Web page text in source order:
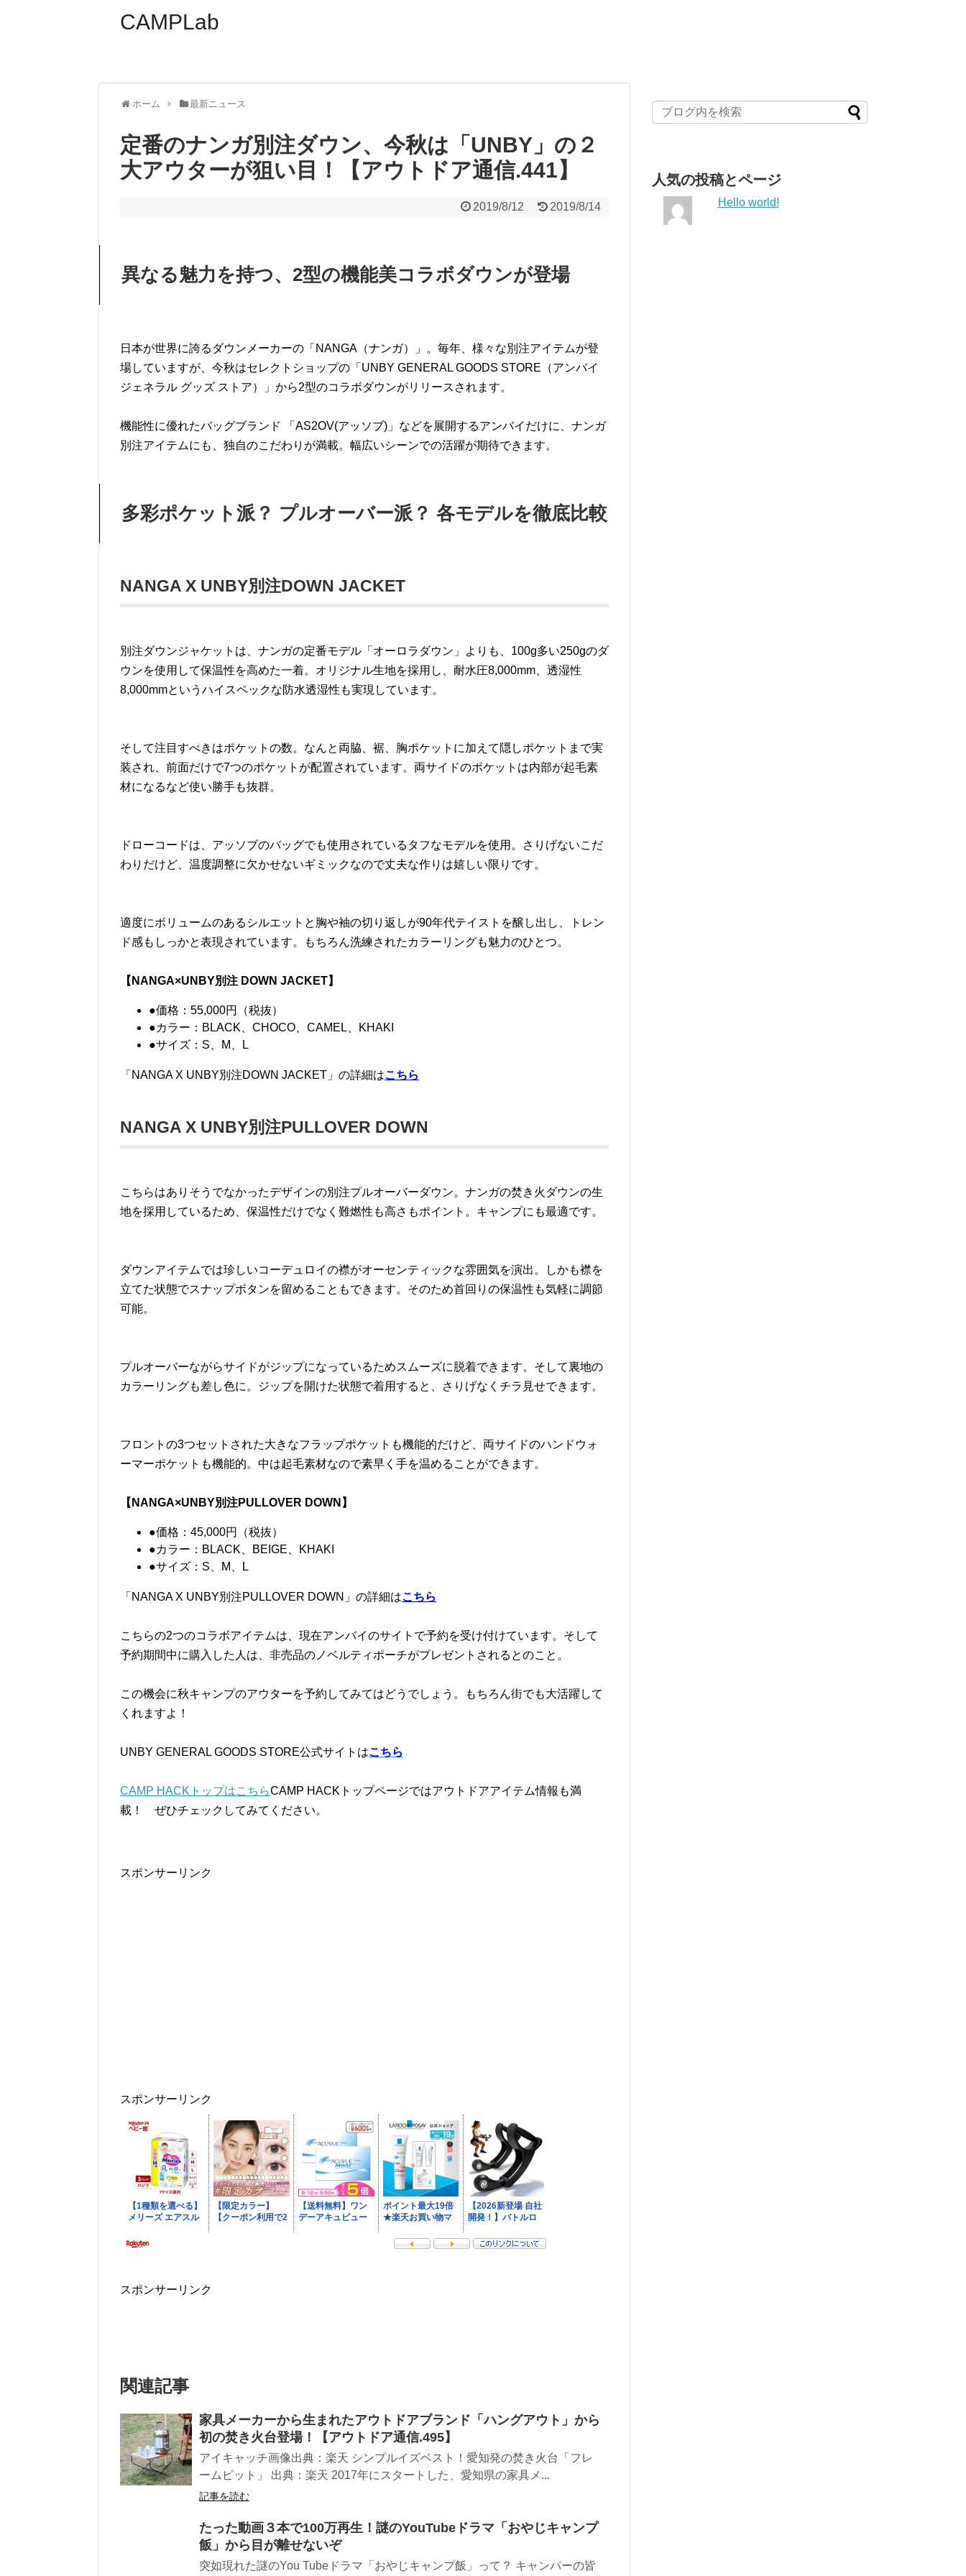
CAMPLab
ホーム 最新ニュース
定番のナンガ別注ダウン、今秋は「UNBY」の２
大アウターが狙い目！【アウトドア通信.441】
2019/8/12 2019/8/14
異なる魅力を持つ、2型の機能美コラボダウンが登場
日本が世界に誇るダウンメーカーの「NANGA（ナンガ）」。毎年、様々な別注アイテムが登
場していますが、今秋はセレクトショップの「UNBY GENERAL GOODS STORE（アンバイ
ジェネラル グッズ ストア）」から2型のコラボダウンがリリースされます。
機能性に優れたバッグブランド 「AS2OV(アッソブ)」などを展開するアンバイだけに、ナンガ
別注アイテムにも、独自のこだわりが満載。幅広いシーンでの活躍が期待できます。
多彩ポケット派？ プルオーバー派？ 各モデルを徹底比較
NANGA X UNBY別注DOWN JACKET
別注ダウンジャケットは、ナンガの定番モデル「オーロラダウン」よりも、100g多い250gのダ
ウンを使用して保温性を高めた一着。オリジナル生地を採用し、耐水圧8,000mm、透湿性
8,000mmというハイスペックな防水透湿性も実現しています。
そして注目すべきはポケットの数。なんと両脇、裾、胸ポケットに加えて隠しポケットまで実
装され、前面だけで7つのポケットが配置されています。両サイドのポケットは内部が起毛素
材になるなど使い勝手も抜群。
ドローコードは、アッソブのバッグでも使用されているタフなモデルを使用。さりげないこだ
わりだけど、温度調整に欠かせないギミックなので丈夫な作りは嬉しい限りです。
適度にボリュームのあるシルエットと胸や袖の切り返しが90年代テイストを醸し出し、トレン
ド感もしっかと表現されています。もちろん洗練されたカラーリングも魅力のひとつ。
【NANGA×UNBY別注 DOWN JACKET】
●価格：55,000円（税抜）
●カラー：BLACK、CHOCO、CAMEL、KHAKI
●サイズ：S、M、L
「NANGA X UNBY別注DOWN JACKET」の詳細はこちら
NANGA X UNBY別注PULLOVER DOWN
こちらはありそうでなかったデザインの別注プルオーバーダウン。ナンガの焚き火ダウンの生
地を採用しているため、保温性だけでなく難燃性も高さもポイント。キャンプにも最適です。
ダウンアイテムでは珍しいコーデュロイの襟がオーセンティックな雰囲気を演出。しかも襟を
立てた状態でスナップボタンを留めることもできます。そのため首回りの保温性も気軽に調節
可能。
プルオーバーながらサイドがジップになっているためスムーズに脱着できます。そして裏地の
カラーリングも差し色に。ジップを開けた状態で着用すると、さりげなくチラ見せできます。
フロントの3つセットされた大きなフラップポケットも機能的だけど、両サイドのハンドウォ
ーマーポケットも機能的。中は起毛素材なので素早く手を温めることができます。
【NANGA×UNBY別注PULLOVER DOWN】
●価格：45,000円（税抜）
●カラー：BLACK、BEIGE、KHAKI
●サイズ：S、M、L
「NANGA X UNBY別注PULLOVER DOWN」の詳細はこちら
こちらの2つのコラボアイテムは、現在アンバイのサイトで予約を受け付けています。そして
予約期間中に購入した人は、非売品のノベルティポーチがプレゼントされるとのこと。
この機会に秋キャンプのアウターを予約してみてはどうでしょう。もちろん街でも大活躍して
くれますよ！
UNBY GENERAL GOODS STORE公式サイトはこちら
CAMP HACKトップはこちらCAMP HACKトップページではアウトドアアイテム情報も満
載！ ぜひチェックしてみてください。
スポンサーリンク
スポンサーリンク
スポンサーリンク
関連記事
家具メーカーから生まれたアウトドアブランド「ハングアウト」から
初の焚き火台登場！【アウトドア通信.495】
アイキャッチ画像出典：楽天 シンプルイズベスト！愛知発の焚き火台「フレ
ームピット」 出典：楽天 2017年にスタートした、愛知県の家具メ...
記事を読む
たった動画３本で100万再生！謎のYouTubeドラマ「おやじキャンプ
飯」から目が離せないぞ
突如現れた謎のYou Tubeドラマ「おやじキャンプ飯」って？ キャンパーの皆
人気の投稿とページ
Hello world!